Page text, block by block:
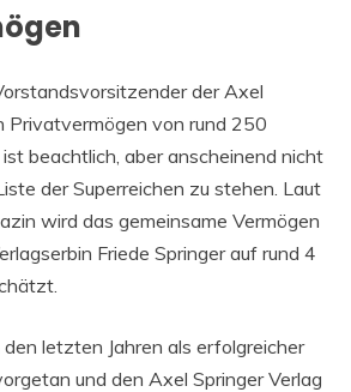
der Axel
Privatvermögen von rund 250
ist beachtlich, aber anscheinend nicht
der Superreichen zu stehen. Laut
wird das gemeinsame Vermögen
Friede Springer auf rund 4
letzten Jahren als erfolgreicher
und den Axel Springer Verlag